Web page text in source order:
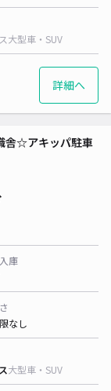
大型車・SUV
詳細へ
舎☆アキッパ駐車
庫
なし
大型車・SUV